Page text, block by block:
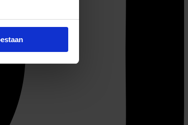
en om ons
voor social
die u aan ze heeft